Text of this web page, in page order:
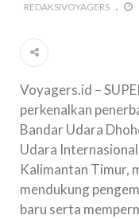
REDAKSIVOYAGERS
Voyagers.id –
perkenalkan
Bandar Udara
Udara Internasional
Kalimantan Timur,
mendukung
baru serta